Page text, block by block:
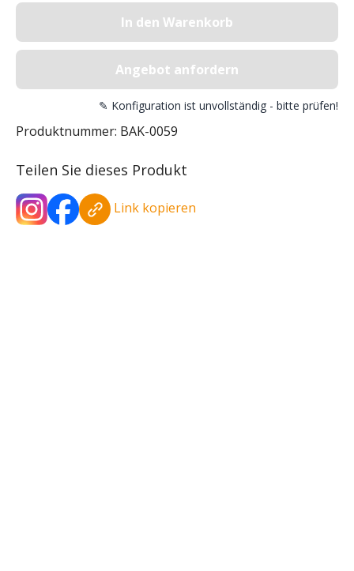
In den Warenkorb
Angebot anfordern
✎ Konfiguration ist unvollständig - bitte prüfen!
Produktnummer: BAK-0059
Teilen Sie dieses Produkt
Link kopieren